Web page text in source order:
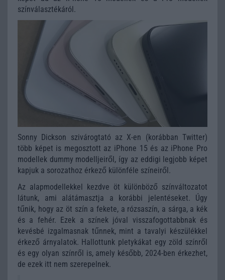
színválasztékáról.
Sonny Dickson szivárogtató az X-en (korábban Twitter)
több képet is megosztott az iPhone 15 és az iPhone Pro
modellek dummy modelljeiről, így az eddigi legjobb képet
kapjuk a sorozathoz érkező különféle színeiről.
Az alapmodellekkel kezdve öt különböző színváltozatot
látunk, ami alátámasztja a korábbi jelentéseket. Úgy
tűnik, hogy az öt szín a fekete, a rózsaszín, a sárga, a kék
és a fehér. Ezek a színek jóval visszafogottabbnak és
kevésbé izgalmasnak tűnnek, mint a tavalyi készülékkel
érkező árnyalatok. Hallottunk pletykákat egy zöld színről
és egy olyan színről is, amely később, 2024-ben érkezhet,
de ezek itt nem szerepelnek.